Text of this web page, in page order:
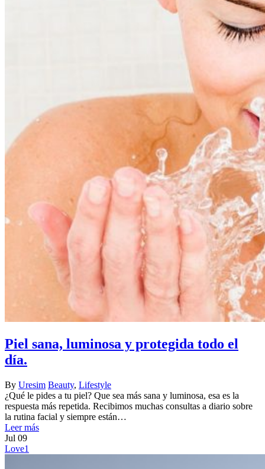
Piel sana, luminosa y protegida todo el
día.
By Uresim Beauty, Lifestyle
¿Qué le pides a tu piel? Que sea más sana y luminosa, esa es la
respuesta más repetida. Recibimos muchas consultas a diario sobre
la rutina facial y siempre están…
Leer más
Jul 09
Love1